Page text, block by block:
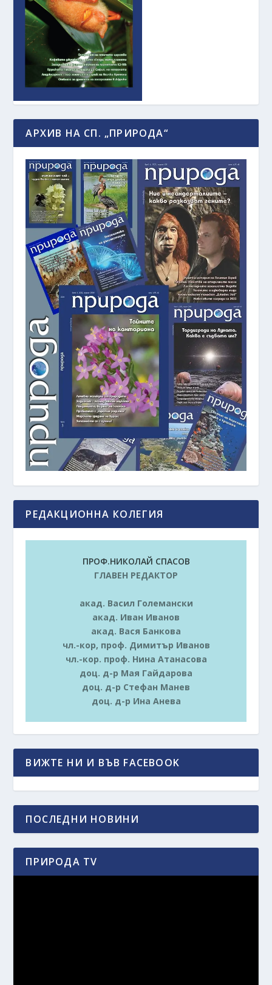
АРХИВ НА СП. „ПРИРОДА“
РЕДАКЦИОННА КОЛЕГИЯ
ПРОФ.НИКОЛАЙ СПАСОВ
ГЛАВЕН РЕДАКТОР
акад. Васил Големански
акад. Иван Иванов
акад. Вася Банкова
чл.-кор, проф. Димитър Иванов
чл.-кор. проф. Нина Атанасова
доц. д-р Мая Гайдарова
доц. д-р Стефан Манев
доц. д-р Ина Анева
ВИЖТЕ НИ И ВЪВ FACEBOOK
ПОСЛЕДНИ НОВИНИ
ПРИРОДА TV